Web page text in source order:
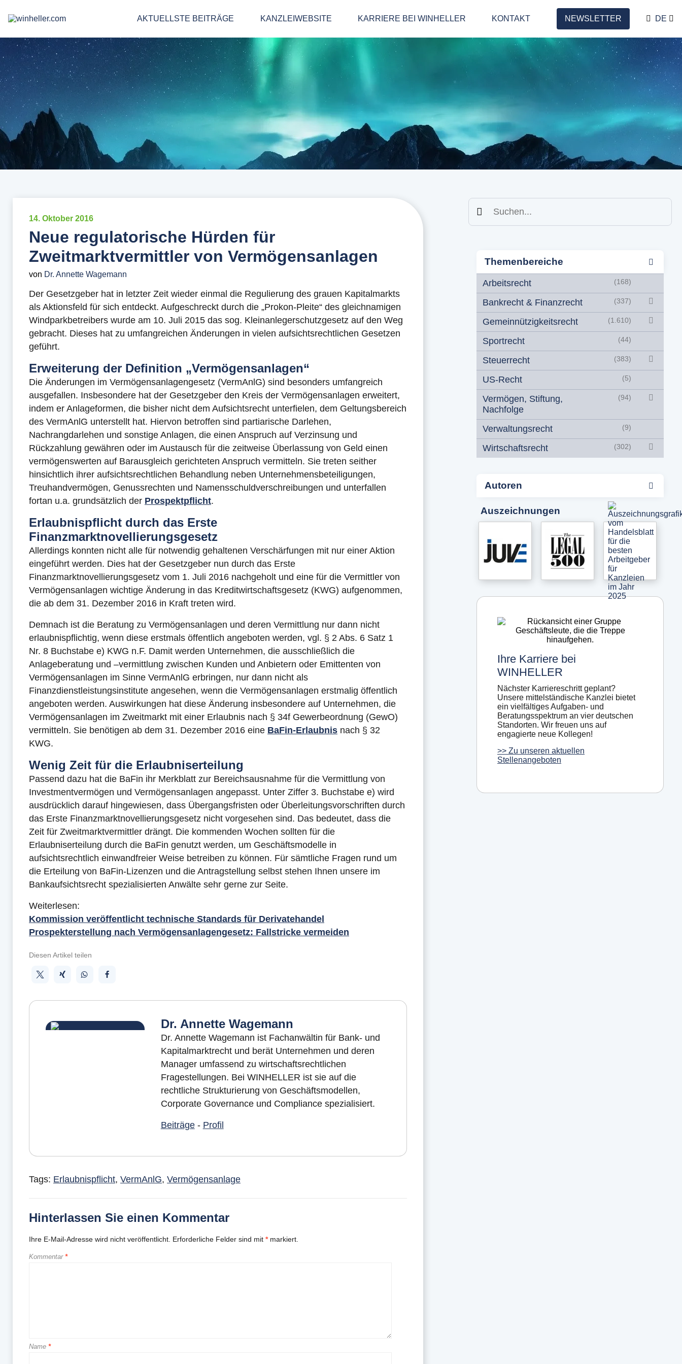
AKTUELLSTE BEITRÄGE KANZLEIWEBSITE KARRIERE BEI WINHELLER KONTAKT NEWSLETTER DE
14. Oktober 2016
Neue regulatorische Hürden für
Zweitmarktvermittler von Vermögensanlagen
von Dr. Annette Wagemann
Der Gesetzgeber hat in letzter Zeit wieder einmal die Regulierung des grauen Kapitalmarkts
als Aktionsfeld für sich entdeckt. Aufgeschreckt durch die „Prokon-Pleite“ des gleichnamigen
Windparkbetreibers wurde am 10. Juli 2015 das sog. Kleinanlegerschutzgesetz auf den Weg
gebracht. Dieses hat zu umfangreichen Änderungen in vielen aufsichtsrechtlichen Gesetzen
geführt.
Erweiterung der Definition „Vermögensanlagen“
Die Änderungen im Vermögensanlagengesetz (VermAnlG) sind besonders umfangreich
ausgefallen. Insbesondere hat der Gesetzgeber den Kreis der Vermögensanlagen erweitert,
indem er Anlageformen, die bisher nicht dem Aufsichtsrecht unterfielen, dem Geltungsbereich
des VermAnlG unterstellt hat. Hiervon betroffen sind partiarische Darlehen,
Nachrangdarlehen und sonstige Anlagen, die einen Anspruch auf Verzinsung und
Rückzahlung gewähren oder im Austausch für die zeitweise Überlassung von Geld einen
vermögenswerten auf Barausgleich gerichteten Anspruch vermitteln. Sie treten seither
hinsichtlich ihrer aufsichtsrechtlichen Behandlung neben Unternehmensbeteiligungen,
Treuhandvermögen, Genussrechten und Namensschuldverschreibungen und unterfallen
fortan u.a. grundsätzlich der Prospektpflicht.
Erlaubnispflicht durch das Erste
Finanzmarktnovellierungsgesetz
Allerdings konnten nicht alle für notwendig gehaltenen Verschärfungen mit nur einer Aktion
eingeführt werden. Dies hat der Gesetzgeber nun durch das Erste
Finanzmarktnovellierungsgesetz vom 1. Juli 2016 nachgeholt und eine für die Vermittler von
Vermögensanlagen wichtige Änderung in das Kreditwirtschaftsgesetz (KWG) aufgenommen,
die ab dem 31. Dezember 2016 in Kraft treten wird.
Demnach ist die Beratung zu Vermögensanlagen und deren Vermittlung nur dann nicht
erlaubnispflichtig, wenn diese erstmals öffentlich angeboten werden, vgl. § 2 Abs. 6 Satz 1
Nr. 8 Buchstabe e) KWG n.F. Damit werden Unternehmen, die ausschließlich die
Anlageberatung und –vermittlung zwischen Kunden und Anbietern oder Emittenten von
Vermögensanlagen im Sinne VermAnlG erbringen, nur dann nicht als
Finanzdienstleistungsinstitute angesehen, wenn die Vermögensanlagen erstmalig öffentlich
angeboten werden. Auswirkungen hat diese Änderung insbesondere auf Unternehmen, die
Vermögensanlagen im Zweitmarkt mit einer Erlaubnis nach § 34f Gewerbeordnung (GewO)
vermitteln. Sie benötigen ab dem 31. Dezember 2016 eine BaFin-Erlaubnis nach § 32
KWG.
Wenig Zeit für die Erlaubniserteilung
Passend dazu hat die BaFin ihr Merkblatt zur Bereichsausnahme für die Vermittlung von
Investmentvermögen und Vermögensanlagen angepasst. Unter Ziffer 3. Buchstabe e) wird
ausdrücklich darauf hingewiesen, dass Übergangsfristen oder Überleitungsvorschriften durch
das Erste Finanzmarktnovellierungsgesetz nicht vorgesehen sind. Das bedeutet, dass die
Zeit für Zweitmarktvermittler drängt. Die kommenden Wochen sollten für die
Erlaubniserteilung durch die BaFin genutzt werden, um Geschäftsmodelle in
aufsichtsrechtlich einwandfreier Weise betreiben zu können. Für sämtliche Fragen rund um
die Erteilung von BaFin-Lizenzen und die Antragstellung selbst stehen Ihnen unsere im
Bankaufsichtsrecht spezialisierten Anwälte sehr gerne zur Seite.
Weiterlesen:
Kommission veröffentlicht technische Standards für Derivatehandel
Prospekterstellung nach Vermögensanlagengesetz: Fallstricke vermeiden
Diesen Artikel teilen
Dr. Annette Wagemann
Dr. Annette Wagemann ist Fachanwältin für Bank- und
Kapitalmarktrecht und berät Unternehmen und deren
Manager umfassend zu wirtschaftsrechtlichen
Fragestellungen. Bei WINHELLER ist sie auf die
rechtliche Strukturierung von Geschäftsmodellen,
Corporate Governance und Compliance spezialisiert.
Beiträge- Profil
Tags: Erlaubnispflicht, VermAnlG, Vermögensanlage
Hinterlassen Sie einen Kommentar
Ihre E-Mail-Adresse wird nicht veröffentlicht. Erforderliche Felder sind mit *markiert.
Kommentar *
Name *
Suchen
Themenbereiche
Arbeitsrecht (168)
Bankrecht & Finanzrecht (337)
Gemeinnützigkeitsrecht (1.610)
Sportrecht (44)
Steuerrecht (383)
US-Recht (5)
Vermögen, Stiftung,
Nachfolge
(94)
Verwaltungsrecht (9)
Wirtschaftsrecht (302)
Autoren
Auszeichnungen
Ihre Karriere bei
WINHELLER
Nächster Karriereschritt geplant?
Unsere mittelständische Kanzlei bietet
ein vielfältiges Aufgaben- und
Beratungsspektrum an vier deutschen
Standorten. Wir freuen uns auf
engagierte neue Kollegen!
>> Zu unseren aktuellen
Stellenangeboten